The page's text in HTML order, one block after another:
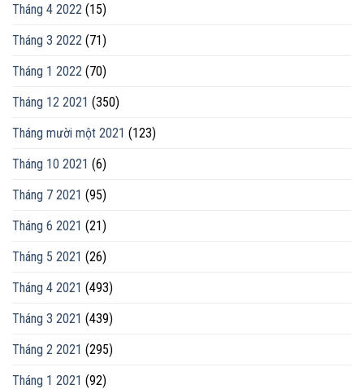
Tháng 4 2022 (15)
Tháng 3 2022 (71)
Tháng 1 2022 (70)
Tháng 12 2021 (350)
Tháng mười một 2021 (123)
Tháng 10 2021 (6)
Tháng 7 2021 (95)
Tháng 6 2021 (21)
Tháng 5 2021 (26)
Tháng 4 2021 (493)
Tháng 3 2021 (439)
Tháng 2 2021 (295)
Tháng 1 2021 (92)